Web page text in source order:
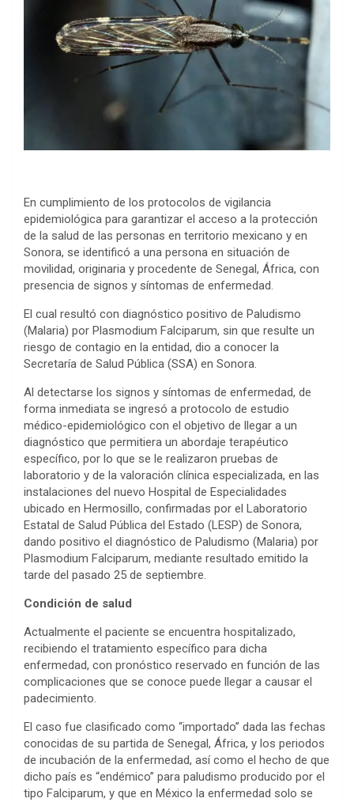
En cumplimiento de los protocolos de vigilancia
epidemiológica para garantizar el acceso a la protección
de la salud de las personas en territorio mexicano y en
Sonora, se identificó a una persona en situación de
movilidad, originaria y procedente de Senegal, África, con
presencia de signos y síntomas de enfermedad.
El cual resultó con diagnóstico positivo de Paludismo
(Malaria) por Plasmodium Falciparum, sin que resulte un
riesgo de contagio en la entidad, dio a conocer la
Secretaría de Salud Pública (SSA) en Sonora.
Al detectarse los signos y síntomas de enfermedad, de
forma inmediata se ingresó a protocolo de estudio
médico-epidemiológico con el objetivo de llegar a un
diagnóstico que permitiera un abordaje terapéutico
específico, por lo que se le realizaron pruebas de
laboratorio y de la valoración clínica especializada, en las
instalaciones del nuevo Hospital de Especialidades
ubicado en Hermosillo, confirmadas por el Laboratorio
Estatal de Salud Pública del Estado (LESP) de Sonora,
dando positivo el diagnóstico de Paludismo (Malaria) por
Plasmodium Falciparum, mediante resultado emitido la
tarde del pasado 25 de septiembre.
Condición de salud
Actualmente el paciente se encuentra hospitalizado,
recibiendo el tratamiento específico para dicha
enfermedad, con pronóstico reservado en función de las
complicaciones que se conoce puede llegar a causar el
padecimiento.
El caso fue clasificado como “importado” dada las fechas
conocidas de su partida de Senegal, África, y los periodos
de incubación de la enfermedad, así como el hecho de que
dicho país es “endémico” para paludismo producido por el
tipo Falciparum, y que en México la enfermedad solo se